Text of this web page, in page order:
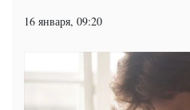
16 января, 09:20